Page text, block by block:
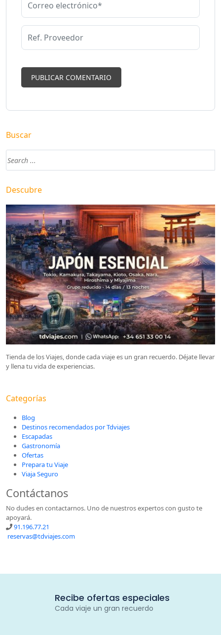
Buscar
Descubre
Tienda de los Viajes, donde cada viaje es un gran recuerdo. Déjate llevar
y llena tu vida de experiencias.
Categorías
Blog
Destinos recomendados por Tdviajes
Escapadas
Gastronomía
Ofertas
Prepara tu Viaje
Viaja Seguro
Contáctanos
No dudes en contactarnos. Uno de nuestros expertos con gusto te
apoyará.
91.196.77.21
reservas@tdviajes.com
Recibe ofertas especiales
Cada viaje un gran recuerdo